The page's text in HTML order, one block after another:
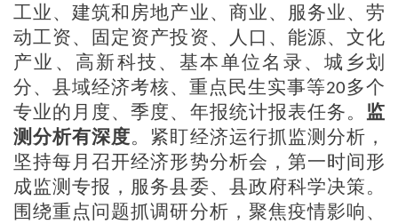
工业、建筑和房地产业、商业、服务业、劳
动工资、固定资产投资、人口、能源、文化
产业、高新科技、基本单位名录、城乡划
分、县域经济考核、重点民生实事等20多个
专业的月度、季度、年报统计报表任务。 监
测分析有深度。紧盯经济运行抓监测分析，
坚持每月召开经济形势分析会，第一时间形
成监测专报，服务县委、 县政府科学决策。
围绕重点问题抓调研分析，聚焦疫情影响、